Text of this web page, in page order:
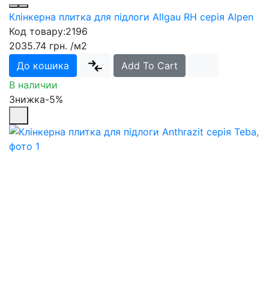
Клінкерна плитка для підлоги Allgau RH серія Alpen
Код товару:2196
2035.74 грн. /м2
До кошика
Add To Cart
В наличии
Знижка-5%